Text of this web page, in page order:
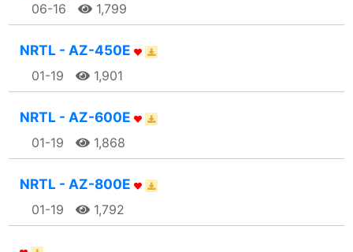
06-16 1,799
NRTL - AZ-450E
01-19 1,901
NRTL - AZ-600E
01-19 1,868
NRTL - AZ-800E
01-19 1,792